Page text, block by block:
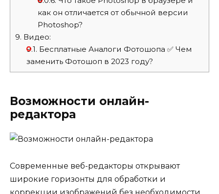
как он отличается от обычной версии
Photoshop?
9. Видео:
9.1. Бесплатные Аналоги Фотошопа ✅ Чем
заменить Фотошоп в 2023 году?
Возможности онлайн-
редактора
Современные веб-редакторы открывают
широкие горизонты для обработки и
коррекции изображений без необходимости